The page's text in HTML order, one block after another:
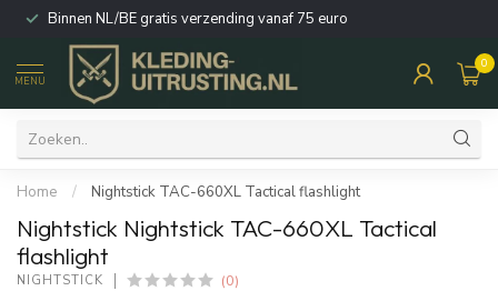
Binnen NL/BE gratis verzending vanaf 75 euro
MENU
0
Home / Nightstick TAC-660XL Tactical flashlight
Nightstick Nightstick TAC-660XL Tactical
flashlight
NIGHTSTICK (0)